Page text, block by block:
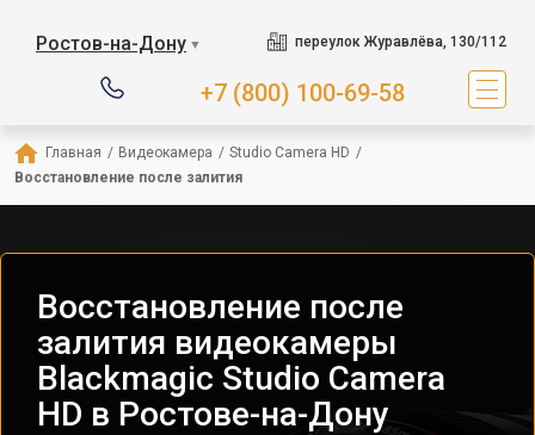
Ростов-на-Дону ▼ переулок Журавлёва, 130/112
+7 (800) 100-69-58
Главная / Видеокамера / Studio Camera HD /
Восстановление после залития
Восстановление после
залития видеокамеры
Blackmagic Studio Camera
HD в Ростове-на-Дону